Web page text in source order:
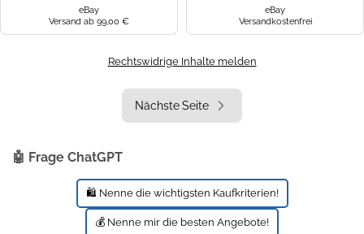
eBay
Versand ab 99,00 €
eBay
Versandkostenfrei
Rechtswidrige Inhalte melden
Nächste Seite
🤖 Frage ChatGPT
🛍️ Nenne die wichtigsten Kaufkriterien!
💰 Nenne mir die besten Angebote!